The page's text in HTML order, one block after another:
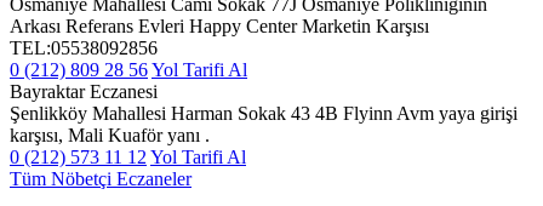
Osmaniye Mahallesi Cami Sokak 77J Osmaniye Polikliniğinin
Arkası Referans Evleri Happy Center Marketin Karşısı
TEL:05538092856
0 (212) 809 28 56Yol Tarifi Al
Bayraktar Eczanesi
Şenlikköy Mahallesi Harman Sokak 43 4B Flyinn Avm yaya girişi
karşısı, Mali Kuaför yanı .
0 (212) 573 11 12 Yol Tarifi Al
Tüm Nöbetçi Eczaneler